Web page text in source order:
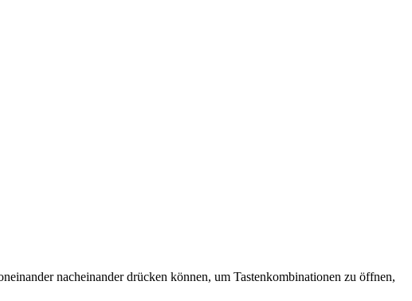
nacheinander drücken können, um Tastenkombinationen zu öffnen,